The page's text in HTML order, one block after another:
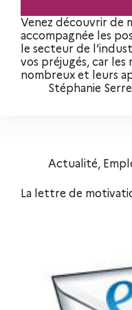
Venez découvrir de
accompagnée les
le secteur de
vos préjugés, car les
nombreux et leurs
Stéphanie Serre
Actualité,
La lettre de